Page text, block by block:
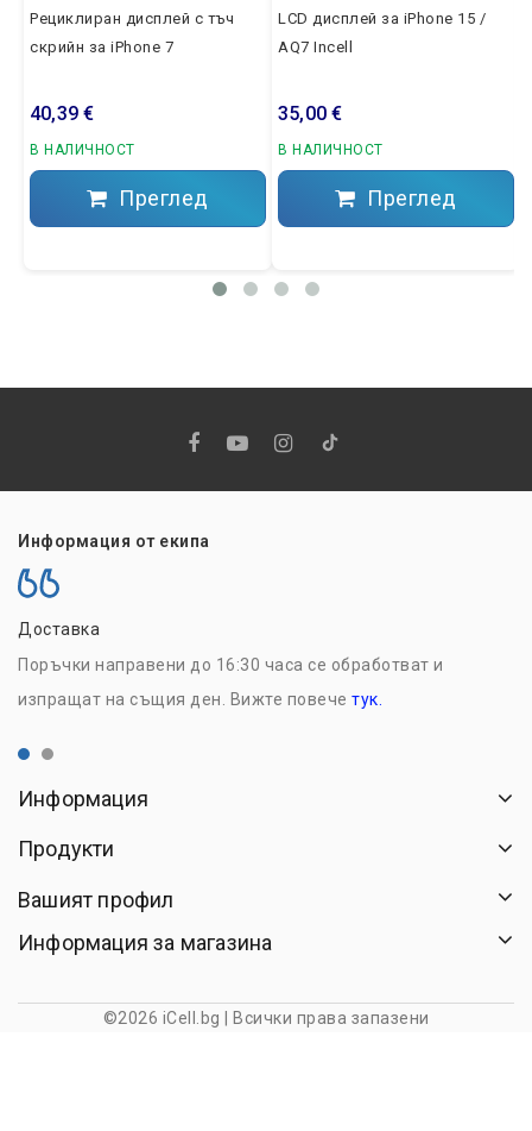
Рециклиран дисплей с тъч
скрийн за iPhone 7
40,39 €
В НАЛИЧНОСТ
Преглед
LCD дисплей за iPhone 15 /
AQ7 Incell
35,00 €
В НАЛИЧНОСТ
Преглед
Информация от екипа
Доставка
Поръчки направени до 16:30 часа се обработват и
изпращат на същия ден. Вижте повече тук.
Информация
Продукти
Вашият профил
Информация за магазина
©2026 iCell.bg | Всички права запазени